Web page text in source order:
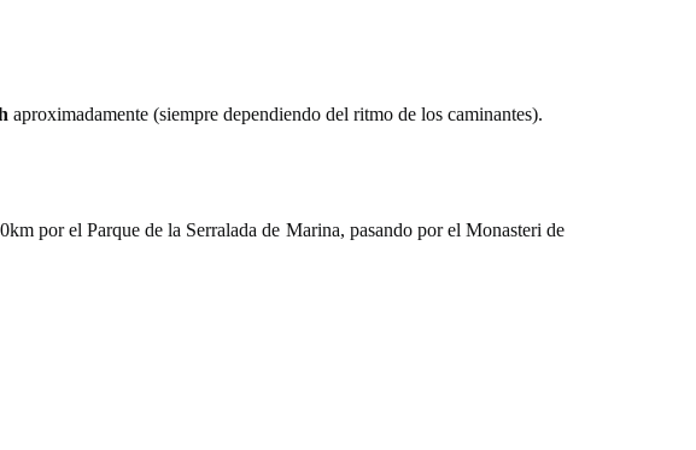
aproximadamente (siempre dependiendo del ritmo de los caminantes).
por el Parque de la Serralada de Marina, pasando por el Monasteri de